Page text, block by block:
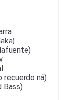
recuerdo ná)
Bass)